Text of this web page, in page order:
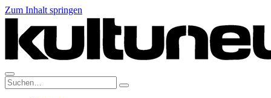
Zum Inhalt springen
Suche: